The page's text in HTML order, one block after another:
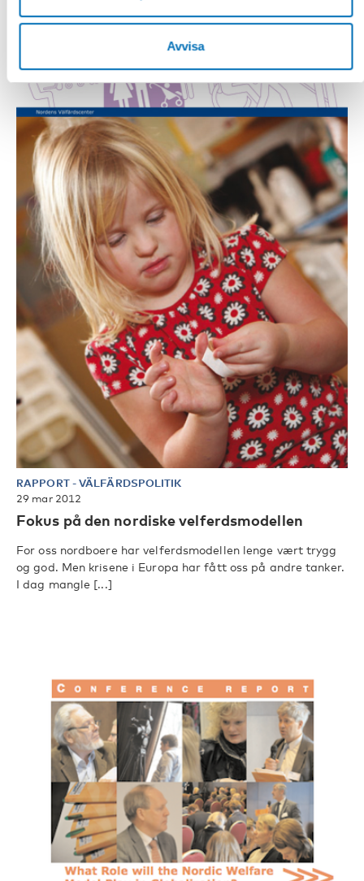
Avvisa
RAPPORT-VÄLFÄRDSPOLITIK
29 mar 2012
Fokus på den nordiske velferdsmodellen
For oss nordboere har velferdsmodellen lenge vært trygg
og god. Men krisene i Europa har fått oss på andre tanker.
I dag mangle [...]